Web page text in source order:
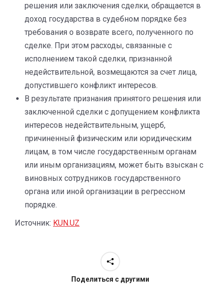
решения или заключения сделки, обращается в
доход государства в судебном порядке без
требования о возврате всего, полученного по
сделке. При этом расходы, связанные с
исполнением такой сделки, признанной
недействительной, возмещаются за счет лица,
допустившего конфликт интересов.
В результате признания принятого решения или
заключенной сделки с допущением конфликта
интересов недействительным, ущерб,
причиненный физическим или юридическим
лицам, в том числе государственным органам
или иным организациям, может быть взыскан с
виновных сотрудников государственного
органа или иной организации в регрессном
порядке.
Источник: KUN.UZ
Поделиться с другими